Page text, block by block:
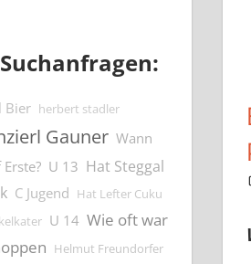
Bier herbert stadler
Gauner Wann
U 13 Hat Steggal
C Jugend Hat Lefter Cuku
U 14 Wie oft war
Helmut Freundorfer